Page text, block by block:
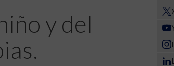
y del